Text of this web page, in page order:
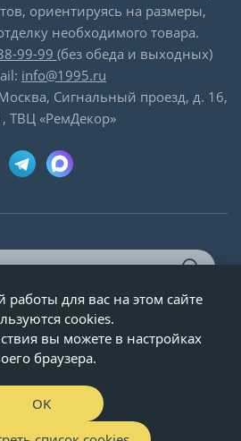
ориентируясь на размеры,
необходимого товара.
99-99 (без обеда и выходных)
info@1995.ru
Сигнальный проезд, д. 16,
ТВЦ «РемДекор»
ИНН 5020092947, 1995-2026 г.
работы для вас на этом сайте
cookies.
вы можете в настройках
браузера.
OK